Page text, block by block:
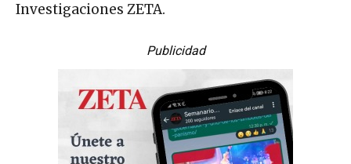
Investigaciones ZETA.
Publicidad